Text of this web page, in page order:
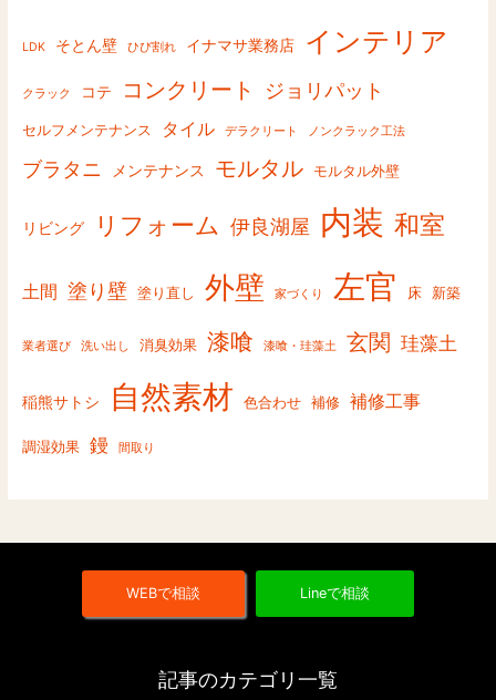
LDK そとん壁 ひび割れ イナマサ業務店 インテリア
クラック コテ コンクリート ジョリパット
セルフメンテナンス タイル デラクリート ノンクラック工法
ブラタニ メンテナンス モルタル モルタル外壁
リビング リフォーム 伊良湖屋 内装 和室
土間 塗り壁 塗り直し 外壁 家づくり 左官 床 新築
業者選び 洗い出し 消臭効果 漆喰 漆喰・珪藻土 玄関 珪藻土
稲熊サトシ 自然素材 色合わせ 補修 補修工事
調湿効果 鏝 間取り
WEBで相談 Lineで相談
記事のカテゴリ一覧